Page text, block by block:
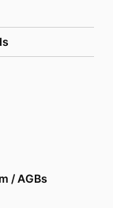
/ AGBs